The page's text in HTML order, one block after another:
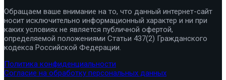
Обращаем ваше внимание на то, что данный интернет-сайт
носит исключительно информационный характер и ни при
каких условиях не является публичной офертой,
определяемой положениями Статьи 437(2) Гражданского
кодекса Российской Федерации.
Политика конфиденциальности
Согласие на обработку персональных данных